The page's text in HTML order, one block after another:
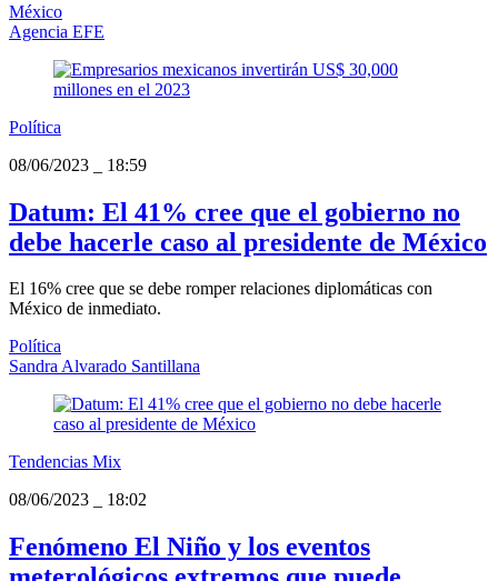
México
Agencia EFE
Política
08/06/2023
18:59
Datum: El 41% cree que el gobierno no
debe hacerle caso al presidente de México
El 16% cree que se debe romper relaciones diplomáticas con
México de inmediato.
Política
Sandra Alvarado Santillana
Tendencias Mix
08/06/2023
18:02
Fenómeno El Niño y los eventos